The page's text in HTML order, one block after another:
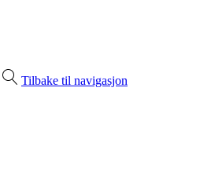
Tilbake til navigasjon